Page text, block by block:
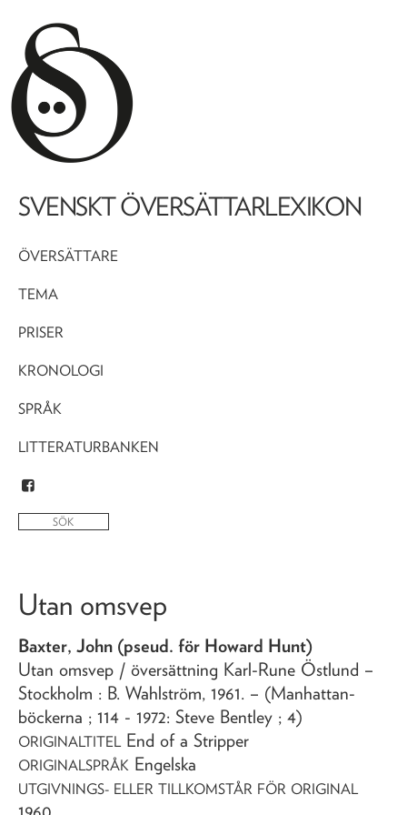
SVENSKT ÖVERSÄTTARLEXIKON
ÖVERSÄTTARE
TEMA
PRISER
KRONOLOGI
SPRÅK
LITTERATURBANKEN
Utan omsvep
Baxter, John (pseud. för Howard Hunt)
Utan omsvep / översättning Karl-Rune Östlund –
Stockholm : B. Wahlström, 1961. – (Manhattan-
böckerna ; 114 - 1972: Steve Bentley ; 4)
ORIGINALTITEL End of a Stripper
ORIGINALSPRÅK Engelska
UTGIVNINGS- ELLER TILLKOMSTÅR FÖR ORIGINAL